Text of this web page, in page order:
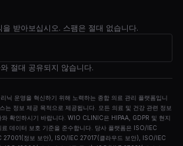
받아보십시오. 스팸은 절대 없습니다.
절대 공유되지 않습니다.
닉 운영을 혁신하기 위해 노력하는 종합 의료 관리 플랫폼입니
는 정보 제공 목적으로 제공됩니다. 모든 의료 및 건강 관련 정보
확인하시기 바랍니다. WIO CLINIC은 HIPAA, GDPR 및 현지
데이터 보호 기준을 준수합니다. 당사 플랫폼은 ISO/IEC
27001(정보 보안), ISO/IEC 27017(클라우드 보안), ISO/IEC